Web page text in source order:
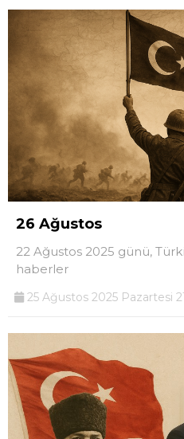
26 Ağustos
22 Ağustos 2025 günü,
haberler
25 Ağustos 2025 Pazartesi